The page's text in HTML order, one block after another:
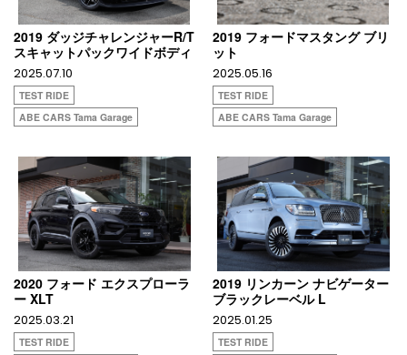
2019 ダッジチャレンジャーR/T
スキャットパックワイドボディ
2025.07.10
TEST RIDE
ABE CARS Tama Garage
2019 フォードマスタング ブリ
ット
2025.05.16
TEST RIDE
ABE CARS Tama Garage
2020 フォード エクスプローラ
ー XLT
2025.03.21
TEST RIDE
2019 リンカーン ナビゲーター
ブラックレーベル L
2025.01.25
TEST RIDE